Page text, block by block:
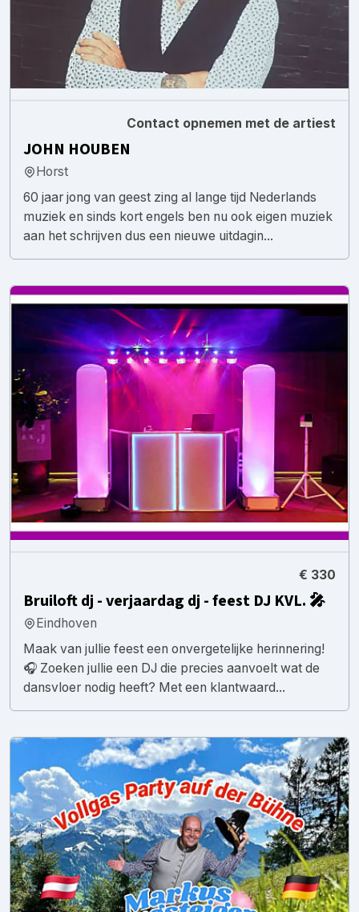
Contact opnemen met de artiest
JOHN HOUBEN
Horst
60 jaar jong van geest zing al lange tijd Nederlands
muziek en sinds kort engels ben nu ook eigen muziek
aan het schrijven dus een nieuwe uitdagin...
€ 330
Bruiloft dj - verjaardag dj - feest DJ KVL. 🎤
Eindhoven
Maak van jullie feest een onvergetelijke herinnering!
🎧 Zoeken jullie een DJ die precies aanvoelt wat de
dansvloer nodig heeft? Met een klantwaard...